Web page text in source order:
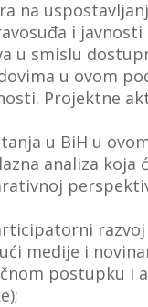
na
i
u smislu
u ovom
Projektne
u BiH u
analiza koja
razvoj
medije i
postupku i